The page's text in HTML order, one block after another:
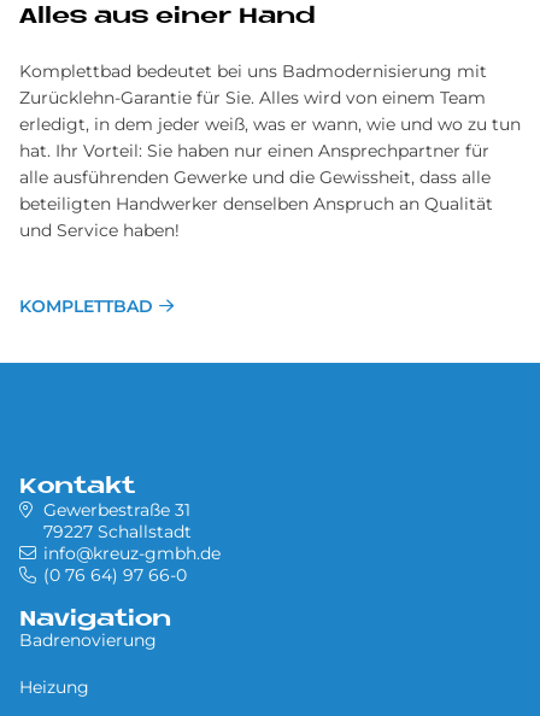
Alles aus einer Hand
Komplettbad bedeutet bei uns Badmodernisierung mit
Zurücklehn-Garantie für Sie. Alles wird von einem Team
erledigt, in dem jeder weiß, was er wann, wie und wo zu tun
hat. Ihr Vorteil: Sie haben nur einen Ansprechpartner für
alle ausführenden Gewerke und die Gewissheit, dass alle
beteiligten Handwerker denselben Anspruch an Qualität
und Service haben!
KOMPLETTBAD
Kontakt
Gewerbestraße 31
79227 Schallstadt
info@kreuz-gmbh.de
(0 76 64) 97 66-0
Navigation
Badrenovierung
Heizung